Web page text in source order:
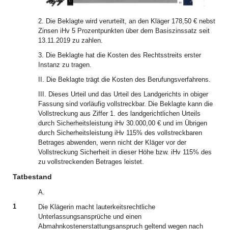
2. Die Beklagte wird verurteilt, an den Kläger 178,50 € nebst
Zinsen iHv 5 Prozentpunkten über dem Basiszinssatz seit
13.11.2019 zu zahlen.
3. Die Beklagte hat die Kosten des Rechtsstreits erster
Instanz zu tragen.
II. Die Beklagte trägt die Kosten des Berufungsverfahrens.
III. Dieses Urteil und das Urteil des Landgerichts in obiger
Fassung sind vorläufig vollstreckbar. Die Beklagte kann die
Vollstreckung aus Ziffer 1. des landgerichtlichen Urteils
durch Sicherheitsleistung iHv 30.000,00 € und im Übrigen
durch Sicherheitsleistung iHv 115% des vollstreckbaren
Betrages abwenden, wenn nicht der Kläger vor der
Vollstreckung Sicherheit in dieser Höhe bzw. iHv 115% des
zu vollstreckenden Betrages leistet.
Tatbestand
A.
1
Die Klägerin macht lauterkeitsrechtliche
Unterlassungsansprüche und einen
Abmahnkostenerstattungsanspruch geltend wegen nach